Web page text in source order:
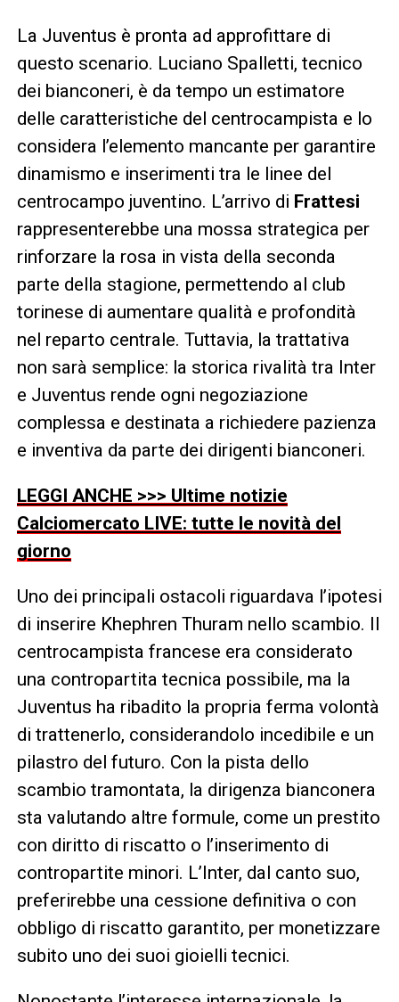
La Juventus è pronta ad approfittare di
questo scenario. Luciano Spalletti, tecnico
dei bianconeri, è da tempo un estimatore
delle caratteristiche del centrocampista e lo
considera l’elemento mancante per garantire
dinamismo e inserimenti tra le linee del
centrocampo juventino. L’arrivo di Frattesi
rappresenterebbe una mossa strategica per
rinforzare la rosa in vista della seconda
parte della stagione, permettendo al club
torinese di aumentare qualità e profondità
nel reparto centrale. Tuttavia, la trattativa
non sarà semplice: la storica rivalità tra Inter
e Juventus rende ogni negoziazione
complessa e destinata a richiedere pazienza
e inventiva da parte dei dirigenti bianconeri.
LEGGI ANCHE >>> Ultime notizie
Calciomercato LIVE: tutte le novità del
giorno
Uno dei principali ostacoli riguardava l’ipotesi
di inserire Khephren Thuram nello scambio. Il
centrocampista francese era considerato
una contropartita tecnica possibile, ma la
Juventus ha ribadito la propria ferma volontà
di trattenerlo, considerandolo incedibile e un
pilastro del futuro. Con la pista dello
scambio tramontata, la dirigenza bianconera
sta valutando altre formule, come un prestito
con diritto di riscatto o l’inserimento di
contropartite minori. L’Inter, dal canto suo,
preferirebbe una cessione definitiva o con
obbligo di riscatto garantito, per monetizzare
subito uno dei suoi gioielli tecnici.